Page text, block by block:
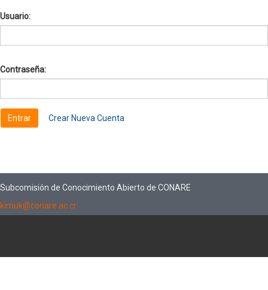
Usuario:
Contraseña:
Crear Nueva Cuenta
Subcomisión de Conocimiento Abierto de CONARE
kimuk@conare.ac.cr